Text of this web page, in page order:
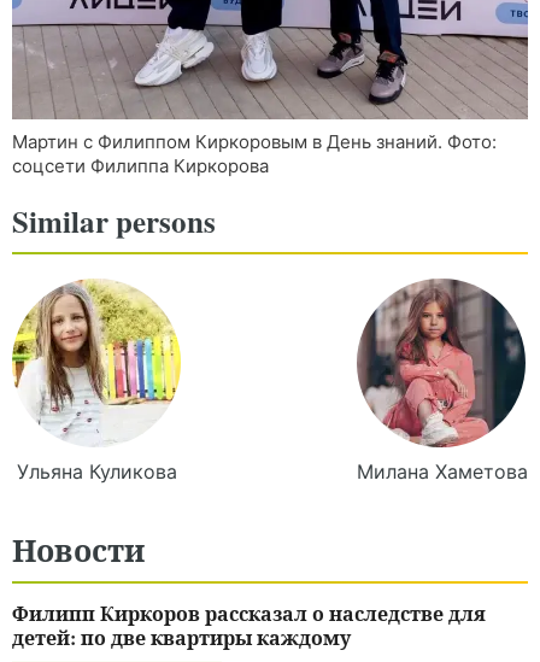
Мартин с Филиппом Киркоровым в День знаний. Фото:
соцсети Филиппа Киркорова
Similar persons
Ульяна Куликова Милана Хаметова
Новости
Филипп Киркоров рассказал о наследстве для
детей: по две квартиры каждому